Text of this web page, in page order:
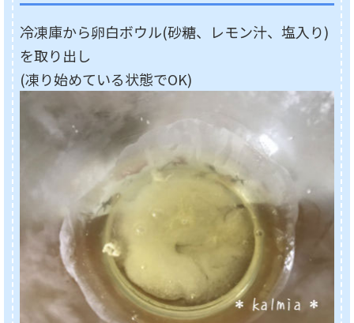
冷凍庫から卵白ボウル(砂糖、レモン汁、塩入り)
を取り出し
(凍り始めている状態でOK)